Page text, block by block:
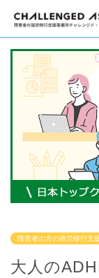
障害者の方の就労移行支
大人の